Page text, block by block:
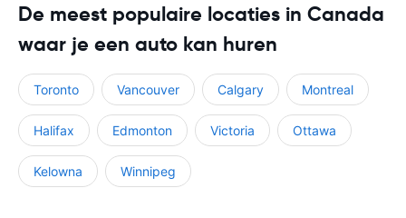
De meest populaire locaties in Canada
waar je een auto kan huren
Toronto Vancouver Calgary Montreal
Halifax Edmonton Victoria Ottawa
Kelowna Winnipeg